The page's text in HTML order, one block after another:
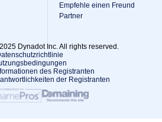
Empfehle einen Freund
Partner
Dynadot Inc. All rights reserved.
des Registranten
der Registranten